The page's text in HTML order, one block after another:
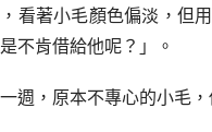
看著小毛顏色偏淡，但
不肯借給他呢？」。
週，原本不專心的小毛